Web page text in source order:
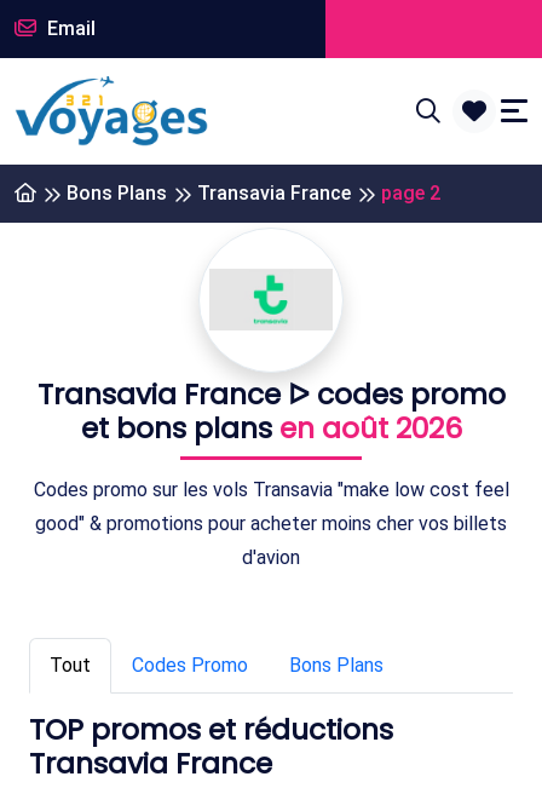
Email
Bons Plans Transavia France page 2
Transavia France ᐅ codes promo
et bons plans en août 2026
Codes promo sur les vols Transavia "make low cost feel
good" & promotions pour acheter moins cher vos billets
d'avion
Tout Codes Promo Bons Plans
TOP promos et réductions
Transavia France